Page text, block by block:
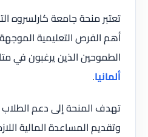
أهم الفرص التعليمية
الطموحين الذين يرغبون في
ألمانيا.
تهدف المنحة إلى دعم الطلاب
وتقديم المساعدة المالية